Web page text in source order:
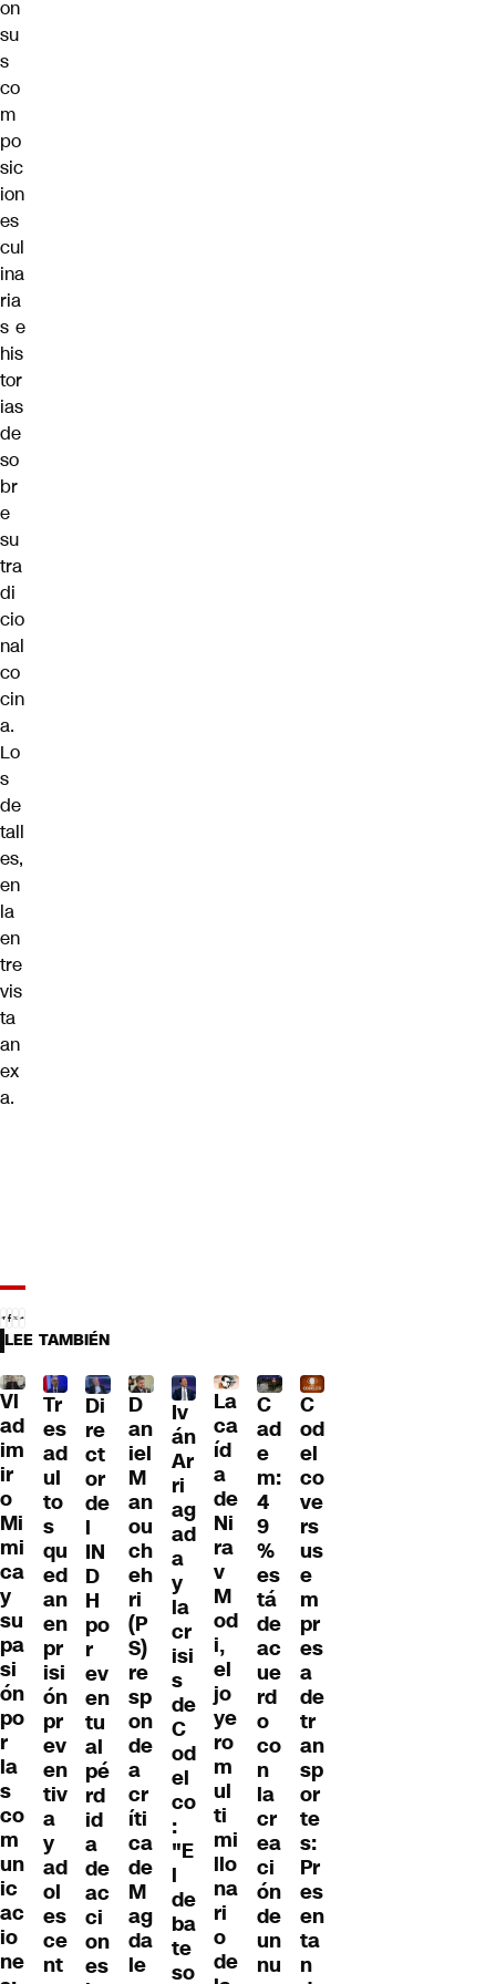
on
su
s
co
m
po
sic
ion
es
cul
ina
ria
s e
his
tor
ias
de
so
br
e
su
tra
di
cio
nal
co
cin
a.
Lo
s
de
tall
es,
en
la
en
tre
vis
ta
an
ex
a.
LEE TAMBIÉN
Vl
ad
im
ir
o
Mi
mi
ca
y
su
pa
si
ón
po
r
la
s
co
m
un
ic
ac
io
ne
Tr
es
ad
ul
to
s
qu
ed
an
en
pr
isi
ón
pr
ev
en
tiv
a
y
ad
ol
es
ce
nt
Di
re
ct
or
de
l
IN
D
H
po
r
ev
en
tu
al
pé
rd
id
a
de
ac
ci
on
es
D
an
iel
M
an
ou
ch
eh
ri
(P
S)
re
sp
on
de
a
cr
íti
ca
de
M
ag
da
le
Iv
án
Ar
ri
ag
ad
a
y
la
cr
isi
s
de
C
od
el
co
:
"E
l
de
ba
te
so
La
ca
íd
a
de
Ni
ra
v
M
od
i,
el
jo
ye
ro
m
ul
ti
mi
llo
na
ri
o
de
C
ad
e
m:
4
9
%
es
tá
de
ac
ue
rd
o
co
n
la
cr
ea
ci
ón
de
un
nu
C
od
el
co
ve
rs
us
e
m
pr
es
a
de
tr
an
sp
or
te
s:
Pr
es
en
ta
n